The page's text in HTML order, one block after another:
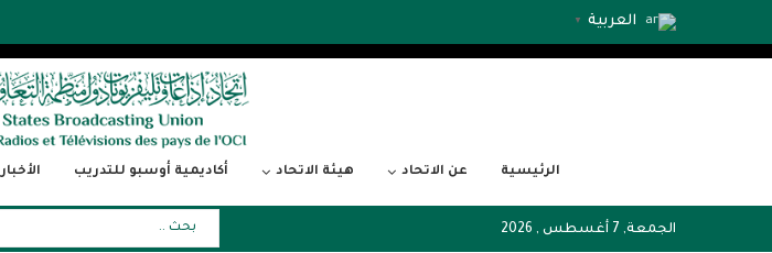
العربية ▼
الرئيسية عن الاتحاد هيئة الاتحاد أكاديمية أوسبو للتدريب الأخبار
الجمعة, 7 أغسطس , 2026